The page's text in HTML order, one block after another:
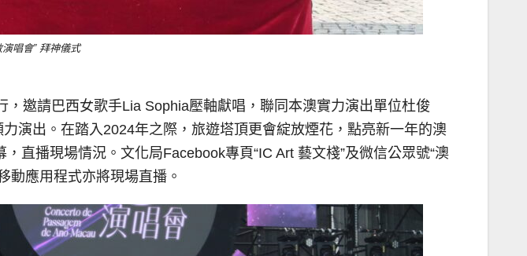
唱會” 拜神儀式
邀請巴西女歌手Lia Sophia壓軸獻唱，聯同本澳實力演出單位杜俊
演出。在踏入2024年之際，旅遊塔頂更會綻放煙花，點亮新一年的澳
直播現場情況。文化局Facebook專頁“IC Art 藝文棧”及微信公眾號“澳
動應用程式亦將現場直播。